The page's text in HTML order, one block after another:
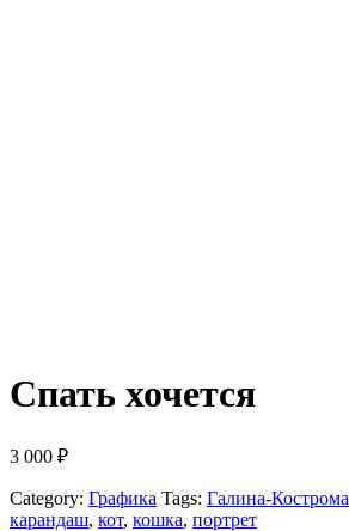
Спать хочется
3 000 ₽
Category: Графика Tags: Галина-Кострома
карандаш, кот, кошка, портрет